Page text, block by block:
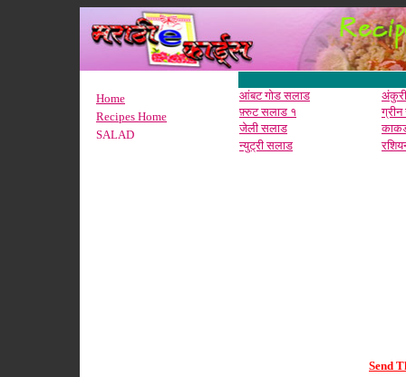
Home
Recipes Home
SALAD
आंबट गोड सलाड
फ़्रुट सलाड १
जेली सलाड
न्युट्री सलाड
Send